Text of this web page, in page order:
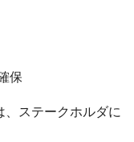
保
、ステークホルダに